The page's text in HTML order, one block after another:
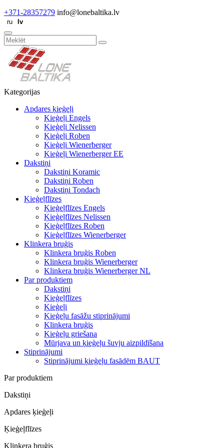
+371-28357279 info@lonebaltika.lv
Kategorijas
Apdares ķieģeļi
Ķieģeļi Engels
Ķieģeļi Nelissen
Ķieģeļi Roben
Ķieģeļi Wienerberger
Ķieģeļi Wienerberger EE
Dakstiņi
Dakstiņi Koramic
Dakstiņi Roben
Dakstiņi Tondach
Ķieģeļflīzes
Ķieģeļflīzes Engels
Ķieģeļflīzes Nelissen
Ķieģeļflīzes Roben
Ķieģeļflīzes Wienerberger
Klinkera bruģis
Klinkera bruģis Roben
Klinkera bruģis Wienerberger
Klinkera bruģis Wienerberger NL
Par produktiem
Dakstiņi
Ķieģeļflīzes
Ķieģeļi
Ķieģeļu fasāžu stiprinājumi
Klinkera bruģis
Ķieģeļu griešana
Mūrjava un ķieģeļu šuvju aizpildīšana
Stiprinājumi
Stiprinājumi ķieģeļu fasādēm BAUT
Par produktiem
Dakstiņi
Apdares ķieģeļi
Ķieģeļflīzes
Klinkera bruģis